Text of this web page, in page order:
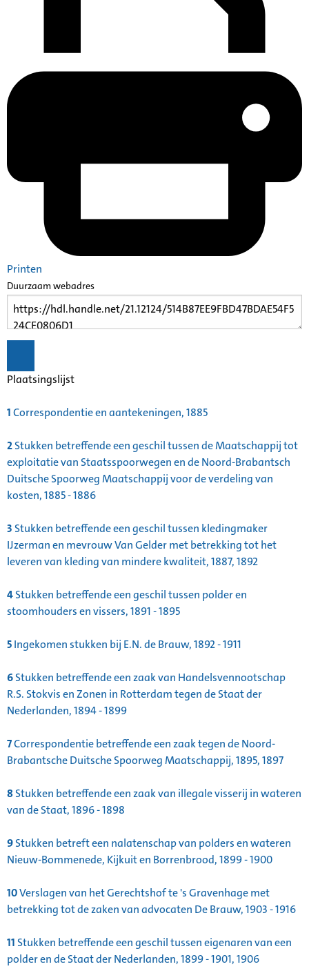
Printen
Duurzaam webadres
Plaatsingslijst
1Correspondentie en aantekeningen, 1885
2Stukken betreffende een geschil tussen de Maatschappij tot
exploitatie van Staatsspoorwegen en de Noord-Brabantsch
Duitsche Spoorweg Maatschappij voor de verdeling van
kosten, 1885 - 1886
3 Stukken betreffende een geschil tussen kledingmaker
IJzerman en mevrouw Van Gelder met betrekking tot het
leveren van kleding van mindere kwaliteit, 1887, 1892
4Stukken betreffende een geschil tussen polder en
stoomhouders en vissers, 1891 - 1895
5Ingekomen stukken bij E.N. de Brauw, 1892 - 1911
6Stukken betreffende een zaak van Handelsvennootschap
R.S. Stokvis en Zonen in Rotterdam tegen de Staat der
Nederlanden, 1894 - 1899
7Correspondentie betreffende een zaak tegen de Noord-
Brabantsche Duitsche Spoorweg Maatschappij, 1895, 1897
8Stukken betreffende een zaak van illegale visserij in wateren
van de Staat, 1896 - 1898
9Stukken betreft een nalatenschap van polders en wateren
Nieuw-Bommenede, Kijkuit en Borrenbrood, 1899 - 1900
10Verslagen van het Gerechtshof te 's Gravenhage met
betrekking tot de zaken van advocaten De Brauw, 1903 - 1916
11 Stukken betreffende een geschil tussen eigenaren van een
polder en de Staat der Nederlanden, 1899 - 1901, 1906